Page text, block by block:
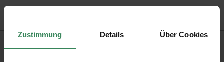
Zustimmung Details Über Cookies
Produktbeschreibung